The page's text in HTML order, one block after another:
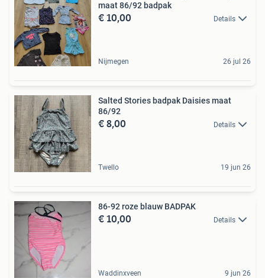
maat 86/92 badpak
€ 10,00 Details
Nijmegen 26 jul 26
Salted Stories badpak Daisies maat
86/92
€ 8,00 Details
Twello 19 jun 26
86-92 roze blauw BADPAK
€ 10,00 Details
Waddinxveen 9 jun 26